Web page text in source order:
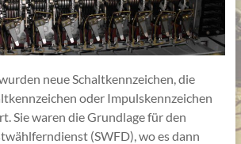
neue Schaltkennzeichen, die
oder Impulskennzeichen
Sie waren die Grundlage für den
(SWFD), wo es dann